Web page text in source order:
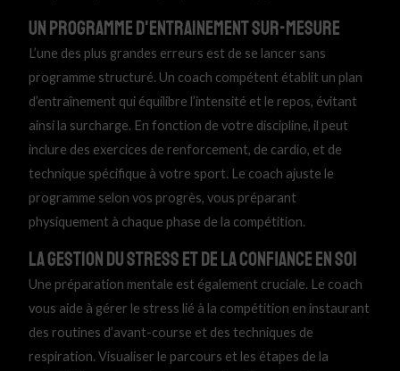
Un programme d'entrainement sur-mesure
L’une des plus grandes erreurs est de se lancer sans
programme structuré. Un coach compétent établit un plan
d’entraînement qui équilibre l’intensité et le repos, évitant
ainsi la surcharge. En fonction de votre discipline, il peut
inclure des exercices de renforcement, de cardio, et de
technique spécifique à votre sport. Le coach ajuste le
programme selon vos progrès, vous préparant
physiquement à chaque phase de la compétition.
La Gestion du Stress et de la Confiance en Soi
Une préparation mentale est également cruciale. Le coach
vous aide à gérer le stress lié à la compétition en instaurant
des routines d’avant-course et des techniques de
respiration. Visualiser le parcours et les étapes de la